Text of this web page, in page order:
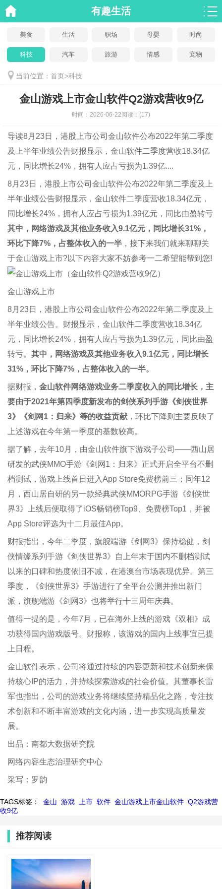
有趣生活
美食 生活 职场 母婴 时尚
科技 汽车 旅游 情感 宠物
当前位置： 首页>科技
金山游戏上市金山软件Q2游戏营收9亿
时间： 2026-06-22阅读： (17)
导读8月23日，港股上市公司金山软件公布2022年第二季度
及上半年业绩公告财报显示，金山软件二季度营收18.34亿
元，同比增长24%，拥有人应占亏损为1.39亿....
8月23日，港股上市公司金山软件公布2022年第二季度及上
半年业绩公告财报显示，金山软件二季度营收18.34亿元，
同比增长24%，拥有人应占亏损为1.39亿元，同比由盈转亏
其中，网络游戏及其他业务收入9.1亿元，同比增长31%，
环比下降7%，占整体收入的一半 ，接下来我们就来聊聊关
于金山游戏上市?以下内容大家不妨参考一二希望能帮到您!
金山游戏上市
8月23日，港股上市公司金山软件公布2022年第二季度及上
半年业绩公告。财报显示，金山软件二季度营收18.34亿
元，同比增长24%，拥有人应占亏损为1.39亿元，同比由盈
转亏。 其中，网络游戏及其他业务收入9.1亿元，同比增长
31%，环比下降7%，占整体收入的一半。
据财报， 金山软件网络游戏业务二季度收入的同比增长，主
要由于2021年第四季度新发布的剑侠系列手游《剑侠世界
3》《剑网1：归来》等的收益贡献 ，环比下降则主要反映了
上述游戏在今年第一季度的基数较高。
据了解，去年10月，由金山软件旗下游戏子公司——西山居
研发的武侠MMO手游《剑网1：归来》正式开启全平台不删
档测试，游戏上线首日进入App Store免费榜前三；同年12
月，西山居自研的另一款经典武侠MMORPG手游《剑侠世
界3》上线后便取得了iOS畅销榜Top9、免费榜Top1，并被
App Store评选为十二月最佳App。
财报指出，今年二季度，旗舰端游《剑网3》保持稳健，剑
侠情缘系列手游《剑侠世界3》自上年末于国内不删档测试
以来的口碑和热度依旧不减，在港澳台市场表现优异。第三
季度，《剑侠世界3》手游进行了全平台公测并推出新门
派，旗舰端游《剑网3》也将举行十三周年庆典。
值得一提的是，今年7月，已在海外上线的游戏《双相》成
功获得国内游戏版号。财报称，该游戏的国内上线事宜已提
上日程。
金山软件表示，公司将通过持续的内容更新和技术创新来保
持核心IP的活力，并持续探索游戏的社会价值。其董事长雷
军也指出，公司的游戏业务将继续坚持精品化之路，专注技
术创新和不断丰富游戏的文化内涵，进一步实现高质量发
展。
出品：南都大数据研究院
网络内容生态治理研究中心
采写：罗韵
TAGS标签： 金山 游戏 上市 软件 金山游戏上市金山软件 Q2游戏营
收9亿
推荐阅读